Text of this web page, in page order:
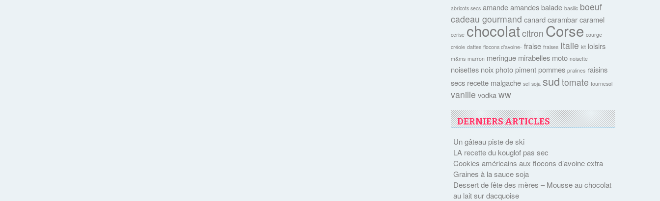
abricots secs amande amandes balade basilic boeuf
cadeau gourmand canard carambar caramel
cerise chocolatcitron Corse courge
créole dattes flocons d'avoine- fraise fraises Italie kit loisirs
m&ms marron meringue mirabelles moto noisette
noisettes noix photo piment pommes pralines raisins
secs recette malgache sel soja sud tomate tournesol
vanille vodka ww
DERNIERS ARTICLES
Un gâteau piste de ski
LA recette du kouglof pas sec
Cookies américains aux flocons d’avoine extra
Graines à la sauce soja
Dessert de fête des mères – Mousse au chocolat
au lait sur dacquoise